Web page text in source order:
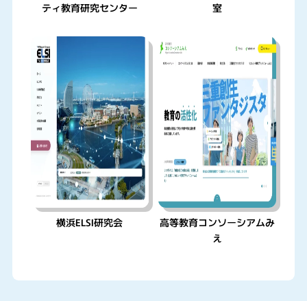
ティ教育研究センター
室
横浜ELSI研究会
高等教育コンソーシアムみ
え